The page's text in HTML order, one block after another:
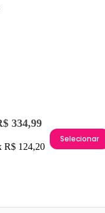
334,99
R$ 124,20
Selecionar